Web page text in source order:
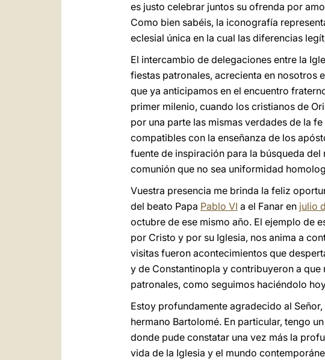
es justo celebrar juntos su ofrenda por
Como bien sabéis, la iconografía
eclesial única en la cual las diferencias
El intercambio de delegaciones entre la
fiestas patronales, acrecienta en nosotros
que ya anticipamos en el encuentro
primer milenio, cuando los cristianos de
por una parte las mismas verdades de la
compatibles con la enseñanza de los
fuente de inspiración para la búsqueda
comunión que no sea uniformidad
Vuestra presencia me brinda la feliz
del beato Papa Pablo VI a el Fanar en julio
octubre de ese mismo año. El ejemplo de
por Cristo y por su Iglesia, nos anima a
visitas fueron acontecimientos que
y de Constantinopla y contribuyeron a
patronales, como seguimos haciéndolo
Estoy profundamente agradecido al
hermano Bartolomé. En particular, tengo
donde pude constatar una vez más la
vida de la Iglesia y el mundo